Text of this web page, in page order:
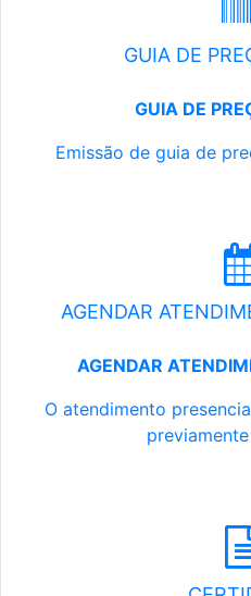
GUIA DE
GUIA DE
Emissão de guia de
AGENDAR
AGENDAR
O atendimento